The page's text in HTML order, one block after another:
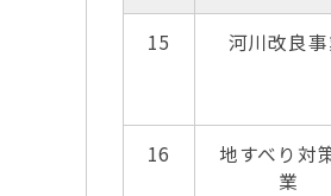
15 河川改良
16
地すべり対
業